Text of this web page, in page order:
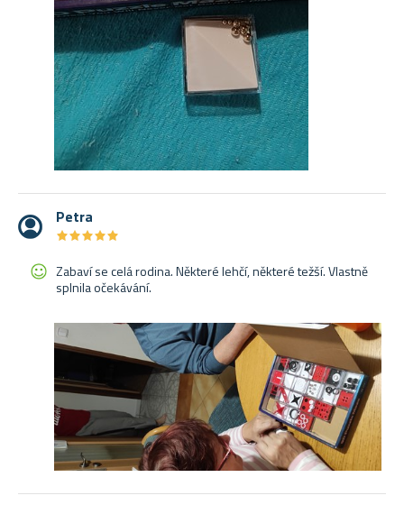
Petra
★★★★★
★★★★★
Zabaví se celá rodina. Některé lehčí, některé težší. Vlastně
splnila očekávání.